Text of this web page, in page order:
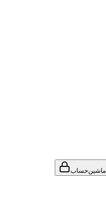
ماشین‌حساب